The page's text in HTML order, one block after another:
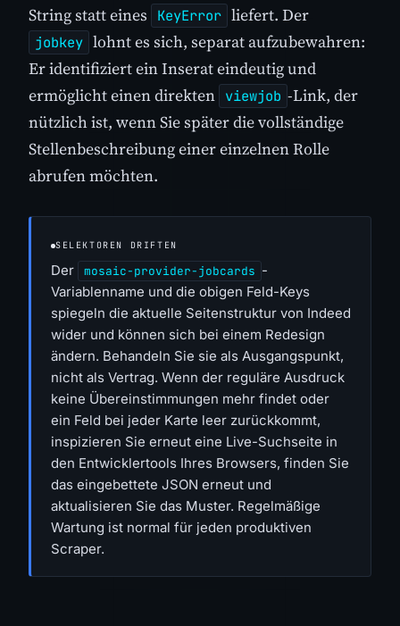
String statt eines
KeyError liefert. Der
jobkey lohnt es sich, separat aufzubewahren:
Er identifiziert ein Inserat eindeutig und
ermöglicht einen direkten viewjob -Link, der
nützlich ist, wenn Sie später die vollständige
Stellenbeschreibung einer einzelnen Rolle
abrufen möchten.
SELEKTOREN DRIFTEN
Der mosaic-provider-jobcards -
Variablenname und die obigen Feld-Keys
spiegeln die aktuelle Seitenstruktur von Indeed
wider und können sich bei einem Redesign
ändern. Behandeln Sie sie als Ausgangspunkt,
nicht als Vertrag. Wenn der reguläre Ausdruck
keine Übereinstimmungen mehr findet oder
ein Feld bei jeder Karte leer zurückkommt,
inspizieren Sie erneut eine Live-Suchseite in
den Entwicklertools Ihres Browsers, finden Sie
das eingebettete JSON erneut und
aktualisieren Sie das Muster. Regelmäßige
Wartung ist normal für jeden produktiven
Scraper.